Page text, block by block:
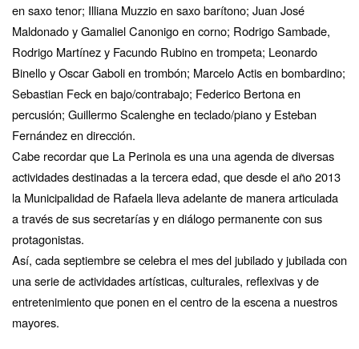
en saxo tenor; Illiana Muzzio en saxo barítono; Juan José
Maldonado y Gamaliel Canonigo en corno; Rodrigo Sambade,
Rodrigo Martínez y Facundo Rubino en trompeta; Leonardo
Binello y Oscar Gaboli en trombón; Marcelo Actis en bombardino;
Sebastian Feck en bajo/contrabajo; Federico Bertona en
percusión; Guillermo Scalenghe en teclado/piano y Esteban
Fernández en dirección.
Cabe recordar que La Perinola es una una agenda de diversas
actividades destinadas a la tercera edad, que desde el año 2013
la Municipalidad de Rafaela lleva adelante de manera articulada
a través de sus secretarías y en diálogo permanente con sus
protagonistas.
Así, cada septiembre se celebra el mes del jubilado y jubilada con
una serie de actividades artísticas, culturales, reflexivas y de
entretenimiento que ponen en el centro de la escena a nuestros
mayores.